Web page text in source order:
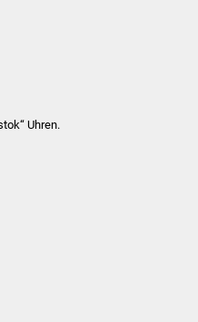
Uhren.